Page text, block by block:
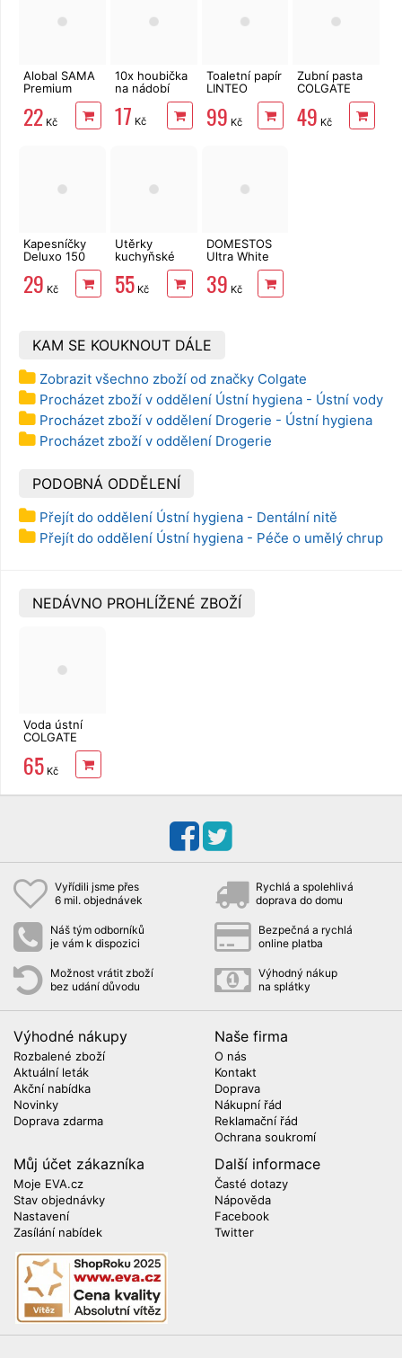
Alobal SAMA
Premium
10m, 9µm
22 Kč
10x houbička
na nádobí
17 Kč
Toaletní papír
LINTEO
3vrstvý 16
rolí, 240 m
99 Kč
Zubní pasta
COLGATE
Advanced
White
Charcoal 75
49 Kč
Kapesníčky
Deluxo 150
ks 3vrstvé v
krabičce,
dřevěné
29 Kč
Utěrky
kuchyňské
TENTO Extra
Strong
3vrstvé, 2
55Kč
DOMESTOS
Ultra White
39 Kč
KAM SE KOUKNOUT DÁLE
Zobrazit všechno zboží od značky Colgate
Procházet zboží v oddělení Ústní hygiena - Ústní vody
Procházet zboží v oddělení Drogerie - Ústní hygiena
Procházet zboží v oddělení Drogerie
PODOBNÁ ODDĚLENÍ
Přejít do oddělení Ústní hygiena - Dentální nitě
Přejít do oddělení Ústní hygiena - Péče o umělý chrup
NEDÁVNO PROHLÍŽENÉ ZBOŽÍ
Voda ústní
COLGATE
Max White
Charcoal 500
ml
65 Kč
Vyřídili jsme přes
6 mil. objednávek
Rychlá a spolehlivá
doprava do domu
Náš tým odborníků
je vám k dispozici
Bezpečná a rychlá
online platba
Možnost vrátit zboží
bez udání důvodu
Výhodný nákup
na splátky
Výhodné nákupy
Rozbalené zboží
Aktuální leták
Akční nabídka
Novinky
Doprava zdarma
Naše firma
O nás
Kontakt
Doprava
Nákupní řád
Reklamační řád
Ochrana soukromí
Můj účet zákazníka
Moje EVA.cz
Stav objednávky
Nastavení
Zasílání nabídek
Další informace
Časté dotazy
Nápověda
Facebook
Twitter